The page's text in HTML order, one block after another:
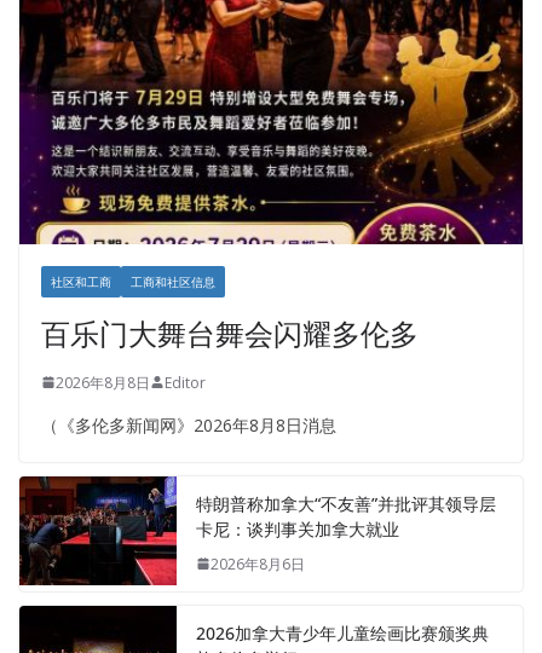
社区和工商 工商和社区信息
百乐门大舞台舞会闪耀多伦多
2026年8月8日 Editor
（《多伦多新闻网》2026年8月8日消息
特朗普称加拿大“不友善”并批评其领导层
卡尼：谈判事关加拿大就业
2026年8月6日
2026加拿大青少年儿童绘画比赛颁奖典